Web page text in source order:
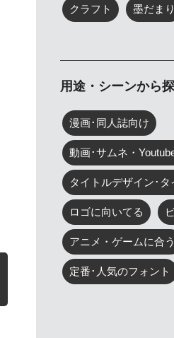
クラフト 墨だまり
用途・シーンから
漫画･同人誌向け
動画･サムネ・
タイトルデザイン･
ロゴに向いてる
アニメ・ゲームに合う
定番･人気のフォント